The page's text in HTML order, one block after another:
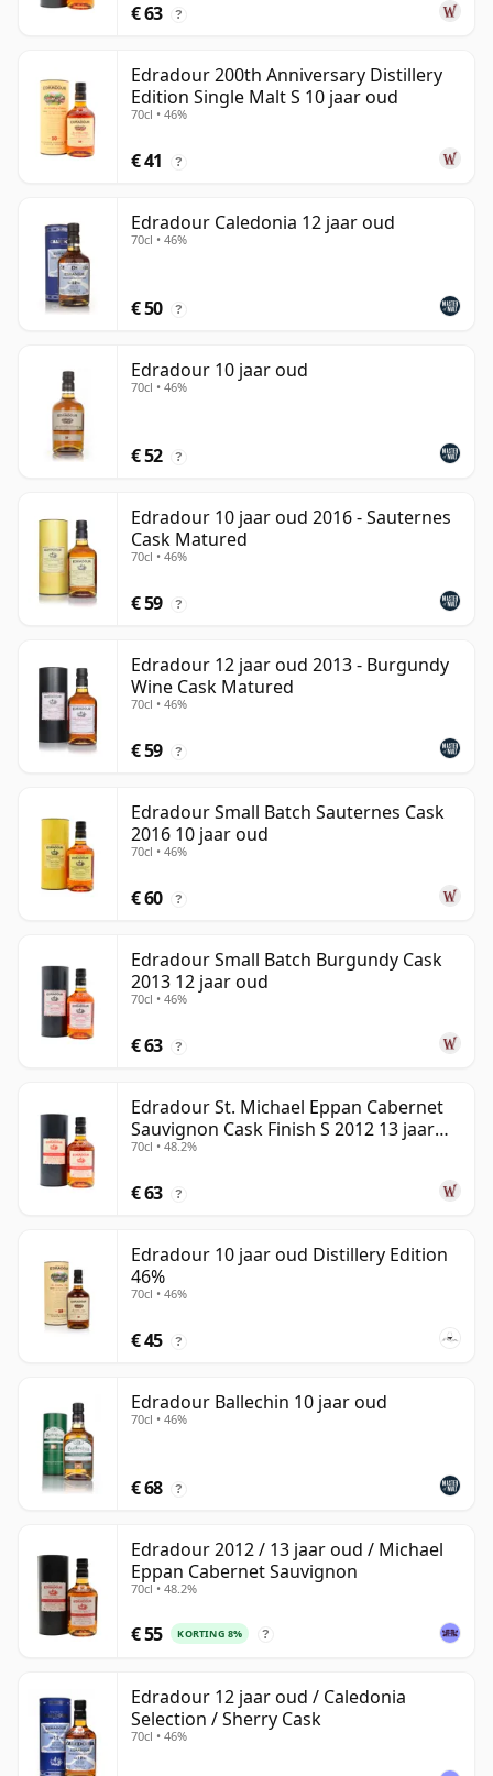
€ 63 ?
Edradour 200th Anniversary Distillery
Edition Single Malt S 10 jaar oud
70cl • 46%
€ 41 ?
Edradour Caledonia 12 jaar oud
70cl • 46%
€ 50 ?
Edradour 10 jaar oud
70cl • 46%
€ 52 ?
Edradour 10 jaar oud 2016 - Sauternes
Cask Matured
70cl • 46%
€ 59 ?
Edradour 12 jaar oud 2013 - Burgundy
Wine Cask Matured
70cl • 46%
€ 59 ?
Edradour Small Batch Sauternes Cask
2016 10 jaar oud
70cl • 46%
€ 60 ?
Edradour Small Batch Burgundy Cask
2013 12 jaar oud
70cl • 46%
€ 63 ?
Edradour St. Michael Eppan Cabernet
Sauvignon Cask Finish S 2012 13 jaar
oud
70cl • 48.2%
€ 63 ?
Edradour 10 jaar oud Distillery Edition
46%
70cl • 46%
€ 45 ?
Edradour Ballechin 10 jaar oud
70cl • 46%
€ 68 ?
Edradour 2012 / 13 jaar oud / Michael
Eppan Cabernet Sauvignon
70cl • 48.2%
€ 55 KORTING 8% ?
Edradour 12 jaar oud / Caledonia
Selection / Sherry Cask
70cl • 46%